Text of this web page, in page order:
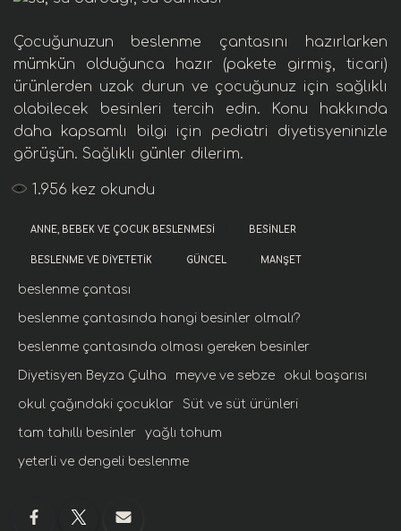
Çocuğunuzun beslenme çantasını hazırlarken
mümkün olduğunca hazır (pakete girmiş, ticari)
ürünlerden uzak durun ve çocuğunuz için sağlıklı
olabilecek besinleri tercih edin. Konu hakkında
daha kapsamlı bilgi için pediatri diyetisyeninizle
görüşün. Sağlıklı günler dilerim.
1.956 kez okundu
ANNE, BEBEK VE ÇOCUK BESLENMESI BESINLER
BESLENME VE DIYETETIK GÜNCEL MANŞET
beslenme çantası
beslenme çantasında hangi besinler olmalı?
beslenme çantasında olması gereken besinler
Diyetisyen Beyza Çulha meyve ve sebze okul başarısı
okul çağındaki çocuklar Süt ve süt ürünleri
tam tahıllı besinler yağlı tohum
yeterli ve dengeli beslenme